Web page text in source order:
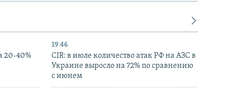
20-40%
19:46
CIR: в июле количество атак РФ на АЗС в
Украине выросло на 72% по сравнению
с июнем